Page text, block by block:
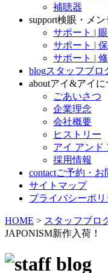
補聴器
support検眼・メン
サポート |
サポート |
サポート |
blogスタッフブロ
aboutアイ&アイに
ごあいさつ
企業理念
会社概要
ヒストリー
アイ アンド
採用情報
contactご予約・お
サイトマップ
プライバシーポリ
HOME > スタッフブロ
JAPONISM新作入荷！